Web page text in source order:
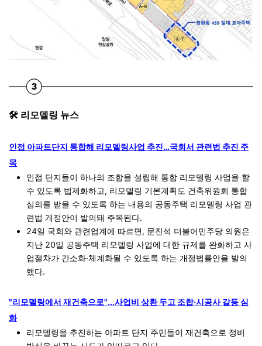
🛠️ 리모델링 뉴스
인접 아파트단지 통합해 리모델링사업 추진…국회서 관련법 추진 주
목
인접 단지들이 하나의 조합을 설립해 통합 리모델링 사업을 할
수 있도록 법제화하고, 리모델링 기본계획도 건축위원회 통합
심의를 받을 수 있도록 하는 내용의 공동주택 리모델링 사업 관
련법 개정안이 발의돼 주목된다.
24일 국회와 관련업계에 따르면, 문진석 더불어민주당 의원은
지난 20일 공동주택 리모델링 사업에 대한 규제를 완화하고 사
업절차가 간소화·체계화될 수 있도록 하는 개정법률안을 발의
했다.
"리모델링에서 재건축으로"...사업비 상환 두고 조합·시공사 갈등 심
화
리모델링을 추진하는 아파트 단지 주민들이 재건축으로 정비